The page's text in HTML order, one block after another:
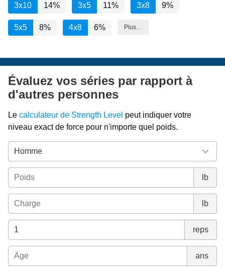
3x10 14% 3x5 11% 3x8 9%
5x5 8% 4x8 6% Plus…
Évaluez vos séries par rapport à
d'autres personnes
Le calculateur de Strength Level peut indiquer votre
niveau exact de force pour n'importe quel poids.
lb
lb
reps
ans